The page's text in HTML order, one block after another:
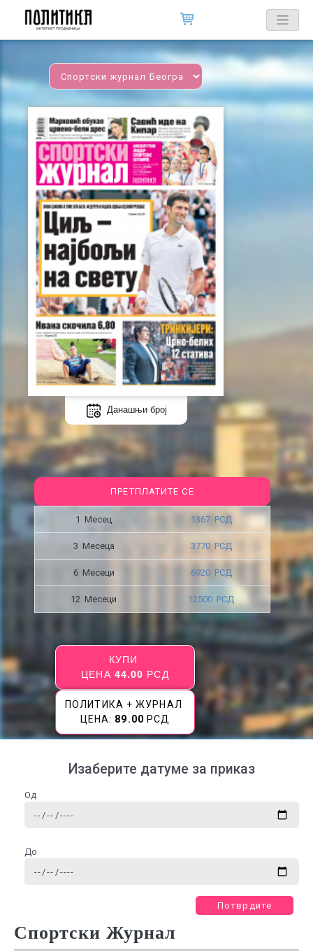
Данашњи број
ПРЕТПЛАТИТЕ СЕ
1 Месец 1367 РСД
3 Месецa 3770 РСД
6 Месеци 6920 РСД
12 Месеци 12500 РСД
КУПИ
ЦЕНА 44.00 РСД
ПОЛИТИКА + ЖУРНАЛ
ЦЕНА: 89.00 РСД
Изаберите датуме за приказ
Од
До
Потврдите
Спортски Журнал